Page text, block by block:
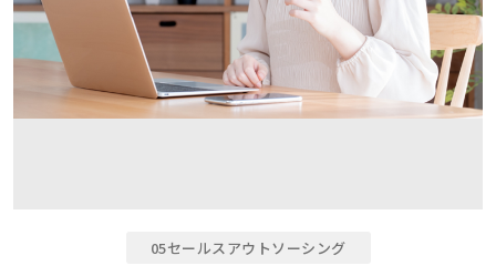
05セールスアウトソーシング